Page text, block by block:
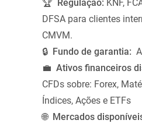
🏆 Regulação: KNF,
DFSA para clientes
CMVM.
🔒 Fundo de garantia:
💼 Ativos financeiros
CFDs sobre: Forex,
Índices, Ações e ETFs
🌐 Mercados